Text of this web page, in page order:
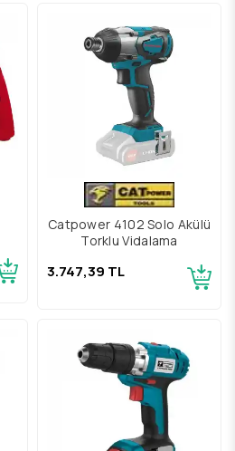
Catpower 4102 Solo Akülü
Torklu Vidalama
3.747,39 TL